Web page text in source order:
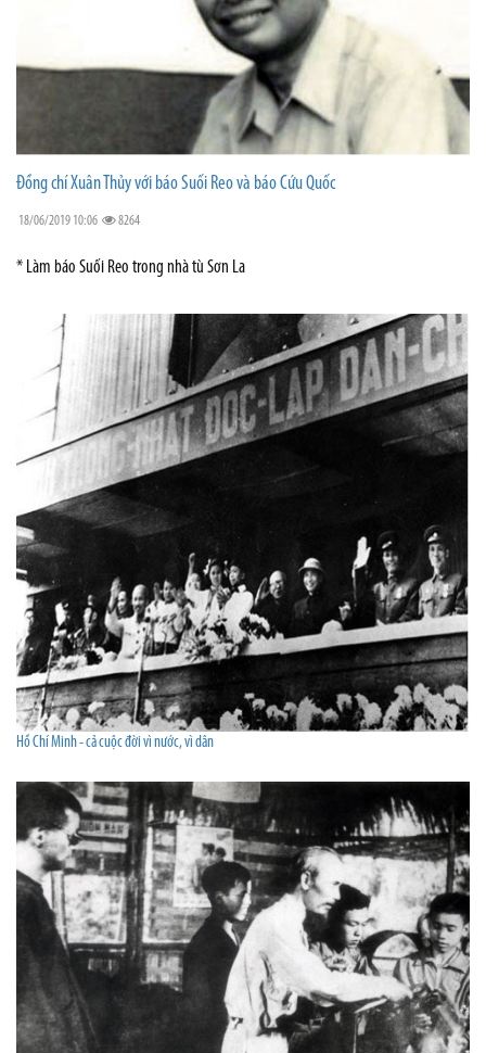
Đồng chí Xuân Thủy với báo Suối Reo và báo Cứu Quốc
18/06/2019 10:06 8264
* Làm báo Suối Reo trong nhà tù Sơn La
Hồ Chí Minh - cả cuộc đời vì nước, vì dân